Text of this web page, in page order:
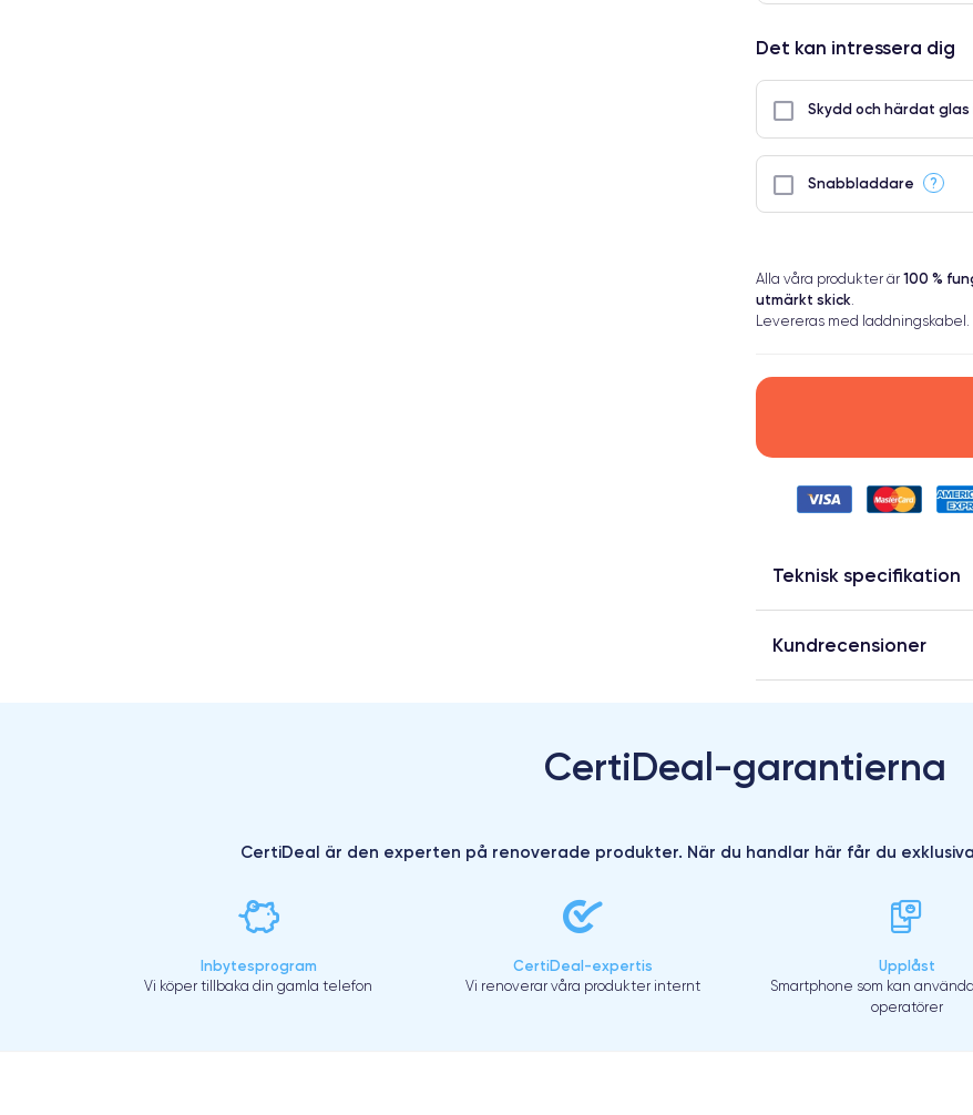
Det kan intressera dig
Skydd och härdat
Snabbladdare ?
Alla våra produkter är 100 %
utmärkt skick.
Levereras med laddningskabel.
Teknisk specifikation
Kundrecensioner
CertiDeal-garantierna
CertiDeal är den experten på renoverade produkter. När du handlar här får du
Inbytesprogram
Vi köper tillbaka din gamla telefon
CertiDeal-expertis
Vi renoverar våra produkter internt
Upplåst
Smartphone som kan
operatörer